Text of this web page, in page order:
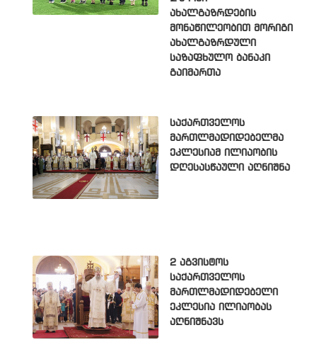
ახალგაზრდების
მონაწილეობით მორიგი
ახალგაზრდული
საზაფხულო ბანაკი
გაიმართა
საქართველოს
მართლმადიდებელმა
ეკლესიამ ილიაობის
დღესასწაული აღნიშნა
2 აგვისტოს
საქართველოს
მართლმადიდებელი
ეკლესია ილიაობას
აღნიშნავს